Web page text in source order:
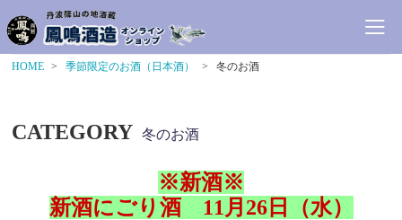
HOME 季節限定のお酒（日本酒） 冬のお酒
CATEGORY 冬のお酒
※新酒※
新酒にごり酒 11月26日（水）